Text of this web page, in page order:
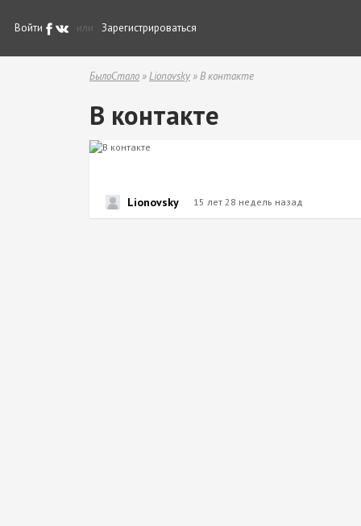
Войти или Зарегистрироваться
БылоСтало »Lionovsky » В контакте
В контакте
Lionovsky 15 лет 28 недель назад